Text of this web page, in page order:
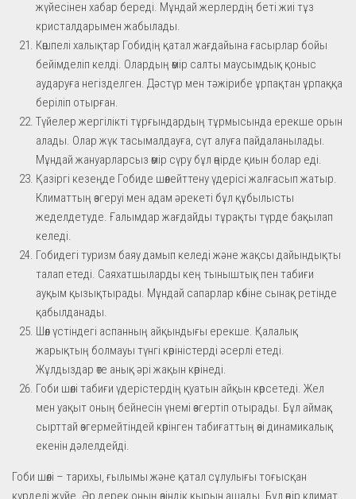
жүйесінен хабар береді. Мұндай жерлердің беті жиі тұз
кристалдарымен жабылады.
Көшпелі халықтар Гобидің қатал жағдайына ғасырлар бойы
бейімделіп келді. Олардың өмір салты маусымдық қоныс
аударуға негізделген. Дәстүр мен тәжірибе ұрпақтан ұрпаққа
беріліп отырған.
Түйелер жергілікті тұрғындардың тұрмысында ерекше орын
алады. Олар жүк тасымалдауға, сүт алуға пайдаланылады.
Мұндай жануарларсыз өмір сүру бұл өңірде қиын болар еді.
Қазіргі кезеңде Гобиде шөлейттену үдерісі жалғасып жатыр.
Климаттың өзгеруі мен адам әрекеті бұл құбылысты
жеделдетуде. Ғалымдар жағдайды тұрақты түрде бақылап
келеді.
Гобидегі туризм баяу дамып келеді және жақсы дайындықты
талап етеді. Саяхатшыларды кең тыныштық пен табиғи
ауқым қызықтырады. Мұндай сапарлар көбіне сынақ ретінде
қабылданады.
Шөл үстіндегі аспанның айқындығы ерекше. Қалалық
жарықтың болмауы түнгі көріністерді әсерлі етеді.
Жұлдыздар өте анық әрі жақын көрінеді.
Гоби шөлі табиғи үдерістердің қуатын айқын көрсетеді. Жел
мен уақыт оның бейнесін үнемі өзгертіп отырады. Бұл аймақ
сырттай өзгермейтіндей көрінген табиғаттың өзі динамикалық
екенін дәлелдейді.
Гоби шөлі – тарихы, ғылымы және қатал сұлулығы тоғысқан
күрделі жүйе. Әр дерек оның өзіндік қырын ашады. Бұл өңір климат,